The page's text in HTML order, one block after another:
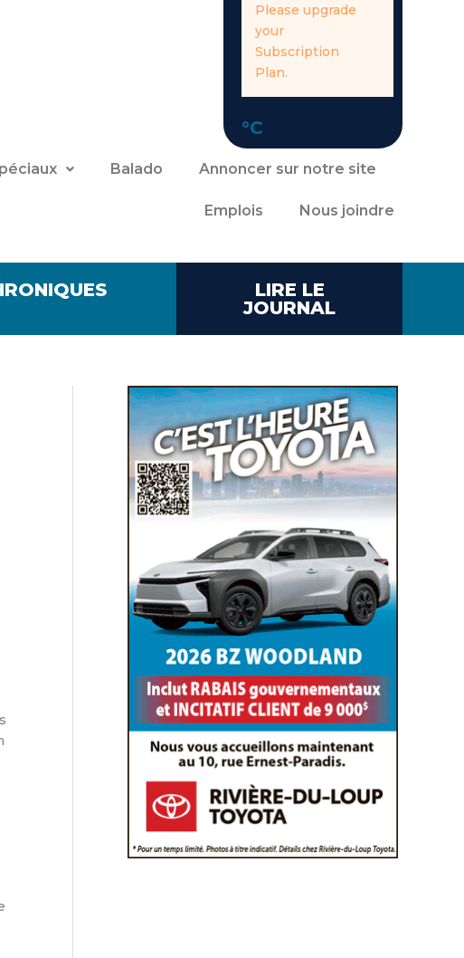
Please upgrade
your
Subscription
Plan.
°C
Balado Annoncer sur notre site
Emplois Nous joindre
LIRE LE
JOURNAL